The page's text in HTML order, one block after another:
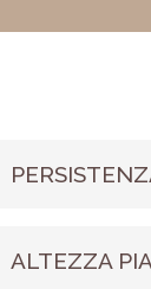
ALTEZZA